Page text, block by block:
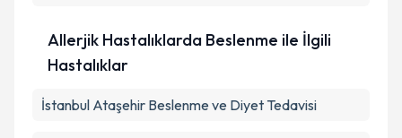
Allerjik Hastalıklarda Beslenme ile İlgili
Hastalıklar
İstanbul Ataşehir Beslenme ve Diyet Tedavisi